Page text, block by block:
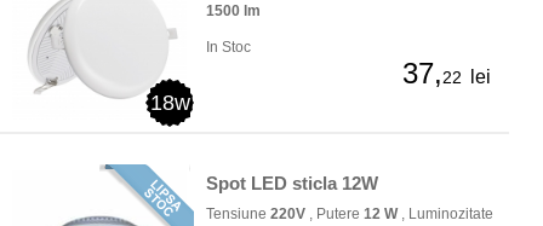
18w
1500 lm
In Stoc
37,22 lei
Spot LED sticla 12W
Tensiune 220V , Putere 12 W, Luminozitate